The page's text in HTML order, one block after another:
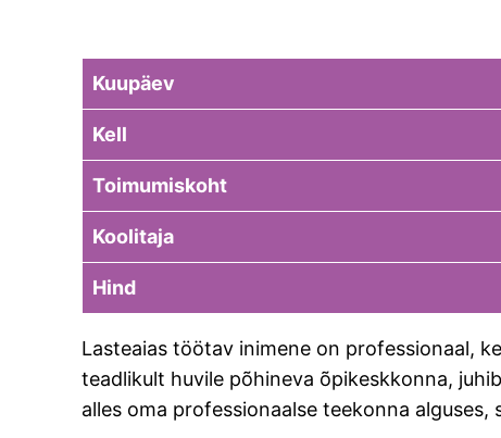
Kuupäev
Kell
Toimumiskoht
Koolitaja
Hind
Lasteaias töötav inimene on professionaal,
teadlikult huvile põhineva õpikeskkonna,
alles oma professionaalse teekonna